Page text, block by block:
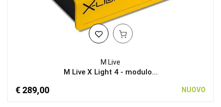
M Live
M Live X Light 4 - modulo...
€ 289,00 NUOVO